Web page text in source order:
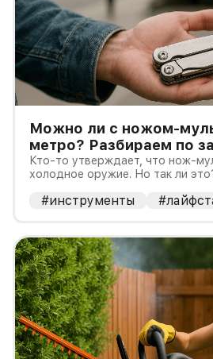
Можно ли с ножом-
метро? Разбираем по
Кто-то утверждает, что нож-
холодное оружие. Но так ли
#инструменты